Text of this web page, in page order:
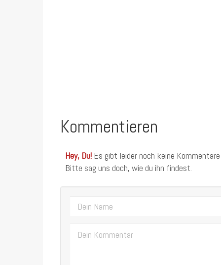
Kommentieren
Hey, Du! Es gibt leider noch keine
Bitte sag uns doch, wie du ihn findest.